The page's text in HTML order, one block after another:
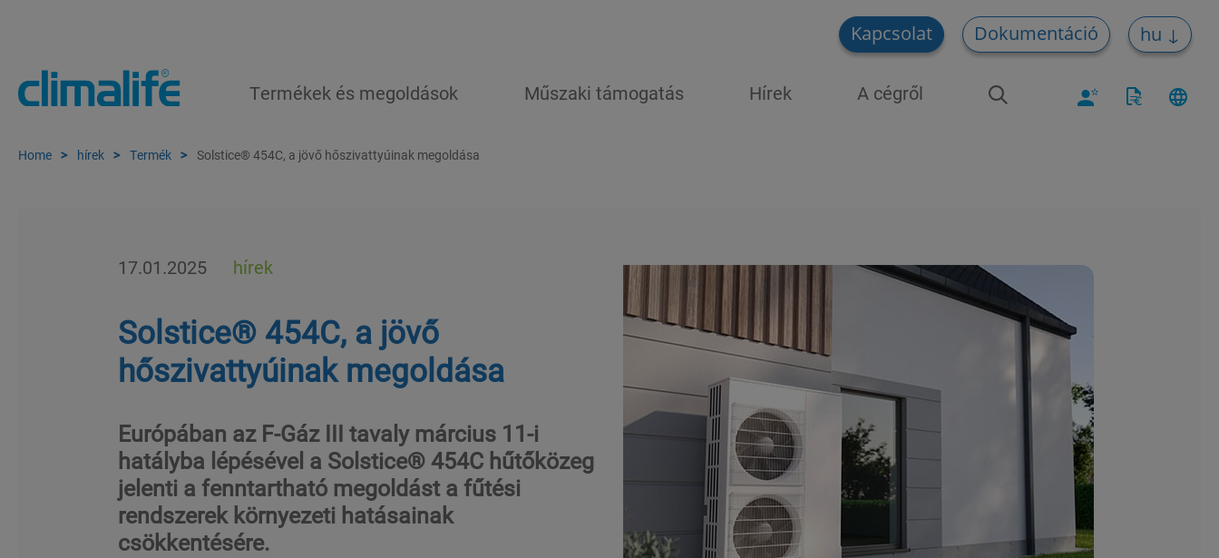
Kapcsolat Dokumentáció hu
Termékek és megoldások Műszaki támogatás Hírek A cégről
Home hírek Termék Solstice® 454C, a jövő hőszivattyúinak megoldása
17.01.2025 hírek
Solstice® 454C, a jövő
hőszivattyúinak megoldása
Európában az F-Gáz III tavaly március 11-i
hatályba lépésével a Solstice® 454C hűtőközeg
jelenti a fenntartható megoldást a fűtési
rendszerek környezeti hatásainak
csökkentésére.